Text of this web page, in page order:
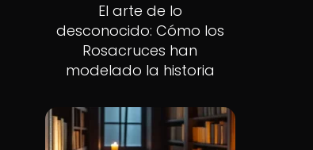
El arte de lo
desconocido: Cómo los
Rosacruces han
modelado la historia